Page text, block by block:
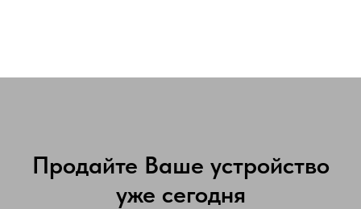
Продайте Ваше устройство
уже сегодня